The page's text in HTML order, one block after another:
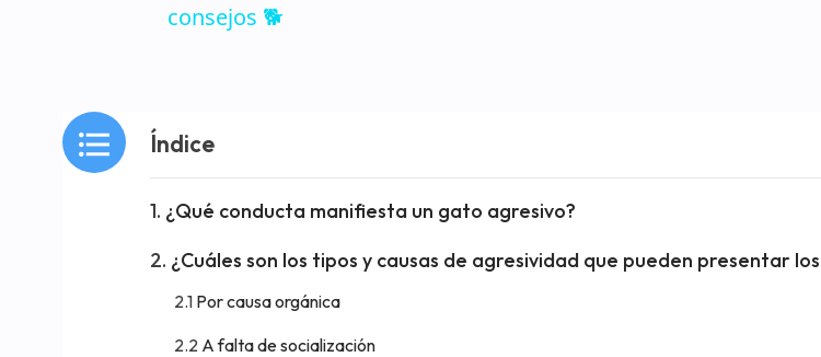
consejos 🐕
Índice
¿Qué conducta manifiesta un gato agresivo?
¿Cuáles son los tipos y causas de agresividad que pueden presentar
Por causa orgánica
A falta de socialización